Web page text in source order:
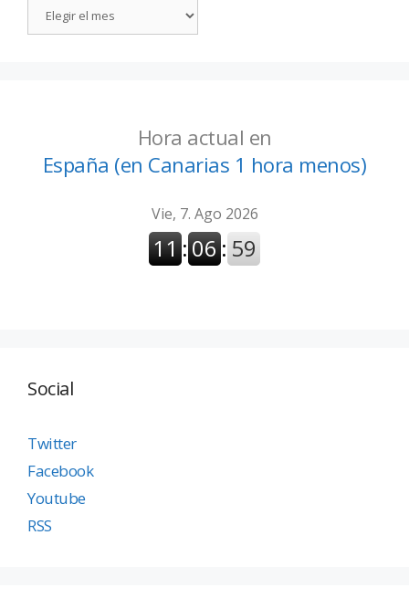
Hora actual en
España (en Canarias 1 hora menos)
Social
Twitter
Facebook
Youtube
RSS